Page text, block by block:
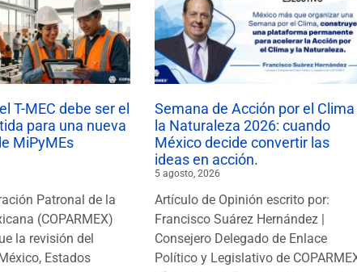
T-MEC debe ser el
para una nueva
MiPyMEs
Patronal de la
(COPARMEX)
la revisión del
Estados
Semana de Acción por el Clima
la Naturaleza 2026: cuando
México decide convertir las
ideas en acción.
5 agosto, 2026
Artículo de Opinión escrito por:
Francisco Suárez Hernández |
Consejero Delegado de Enlace
Político y Legislativo de